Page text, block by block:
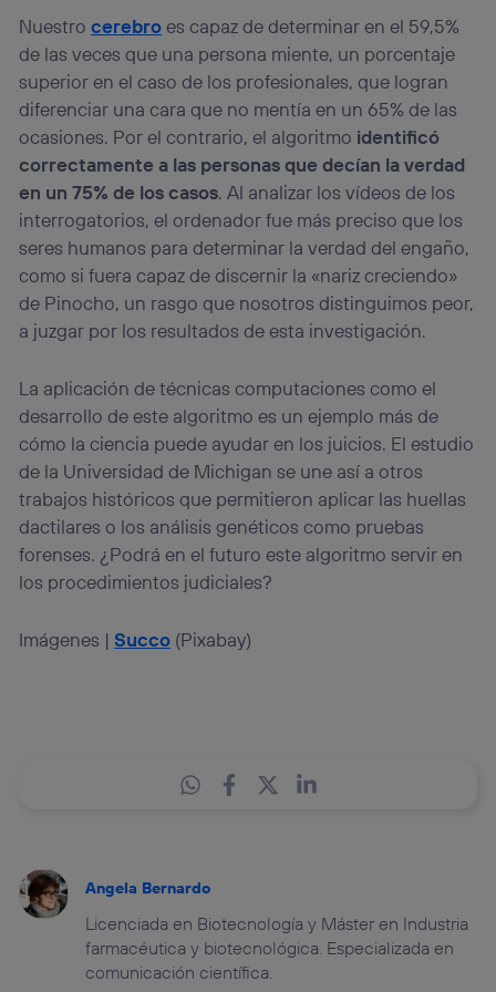
Nuestrocerebroes capaz de determinar en el 59,5%
de las veces que una persona miente, un porcentaje
superior en el caso de los profesionales, que logran
diferenciar una cara que no mentía en un 65% de las
ocasiones. Por el contrario, el algoritmo identificó
correctamente a las personas que decían la verdad
en un 75% de los casos. Al analizar los vídeos de los
interrogatorios, el ordenador fue más preciso que los
seres humanos para determinar la verdad del engaño,
como si fuera capaz de discernir la «nariz creciendo»
de Pinocho, un rasgo que nosotros distinguimos peor,
a juzgar por los resultados de esta investigación.
La aplicación de técnicas computaciones como el
desarrollo de este algoritmo es un ejemplo más de
cómo la ciencia puede ayudar en los juicios. El estudio
de la Universidad de Michigan se une así a otros
trabajos históricos que permitieron aplicar las huellas
dactilares o los análisis genéticos como pruebas
forenses. ¿Podrá en el futuro este algoritmo servir en
los procedimientos judiciales?
Imágenes |Succo (Pixabay)
Angela Bernardo
Licenciada en Biotecnología y Máster en Industria
farmacéutica y biotecnológica. Especializada en
comunicación científica.